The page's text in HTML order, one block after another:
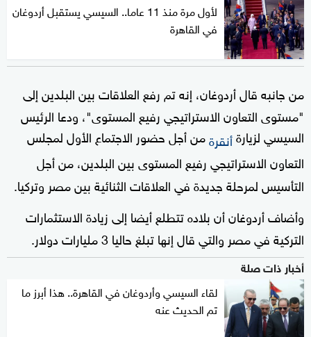
لأول مرة منذ 11 عاما.. السيسي يستقبل أردوغان
في القاهرة
من جانبه قال أردوغان، إنه تم رفع العلاقات بين البلدين إلى
"مستوى التعاون الاستراتيجي رفيع المستوى"، ودعا الرئيس
السيسي لزيارةأنقرةمن أجل حضور الاجتماع الأول لمجلس
التعاون الاستراتيجي رفيع المستوى بين البلدين، من أجل
التأسيس لمرحلة جديدة في العلاقات الثنائية بين مصر وتركيا.
وأضاف أردوغان أن بلاده تتطلع أيضا إلى زيادة الاستثمارات
التركية في مصر والتي قال إنها تبلغ حاليا 3 مليارات دولار.
أخبار ذات صلة
لقاء السيسي وأردوغان في القاهرة.. هذا أبرز ما
تم الحديث عنه